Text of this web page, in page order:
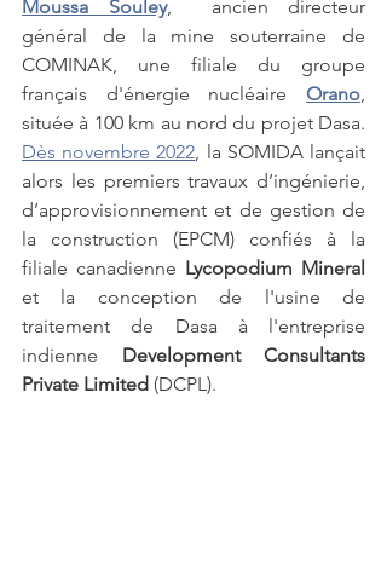
Moussa Souley,  ancien directeur
général de la mine souterraine de
COMINAK, une filiale du groupe
français d'énergie nucléaire Orano,
Dès novembre 2022, la SOMIDA lançait
alors les premiers travaux d’ingénierie,
d’approvisionnement et de gestion de
la construction (EPCM) confiés à la
filiale canadienne Lycopodium Mineral
et la conception de l'usine de
traitement de Dasa à l'entreprise
indienne Development Consultants
Private Limited (DCPL).